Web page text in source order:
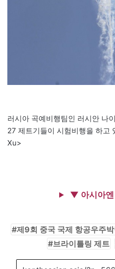
러시아 곡예비행팀인 러시안 나
27 제트기들이 시험비행을 하고
Xu>
▼ 아시아
제9회 중국 국제 항공우주박
브라이틀링 제트